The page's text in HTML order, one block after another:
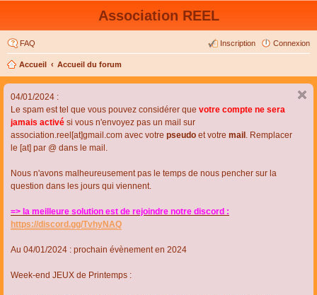
Association REEL
FAQ Connexion
Inscription
Accueil Accueil du forum
04/01/2024 :
Le spam est tel que vous pouvez considérer que votre compte ne sera
jamais activé si vous n'envoyez pas un mail sur
association.reel[at]gmail.com avec votre pseudo et votre mail . Remplacer
le [at] par @ dans le mail.
Nous n'avons malheureusement pas le temps de nous pencher sur la
question dans les jours qui viennent.
=> la meilleure solution est de rejoindre notre discord :
https://discord.gg/TvhyNAQ
Au 04/01/2024 : prochain évènement en 2024
Week-end JEUX de Printemps :